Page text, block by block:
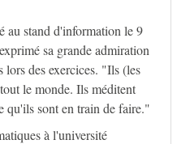
au stand d'information le 9
sa grande admiration
des exercices. "Ils (les
le monde. Ils méditent
qu'ils sont en train de faire."
à l'université